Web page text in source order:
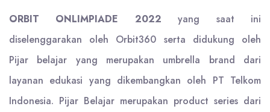
ORBIT ONLIMPIADE 2022 yang saat ini
diselenggarakan oleh Orbit360 serta didukung oleh
Pijar belajar yang merupakan umbrella brand dari
layanan edukasi yang dikembangkan oleh PT Telkom
Indonesia. Pijar Belajar merupakan product series dari